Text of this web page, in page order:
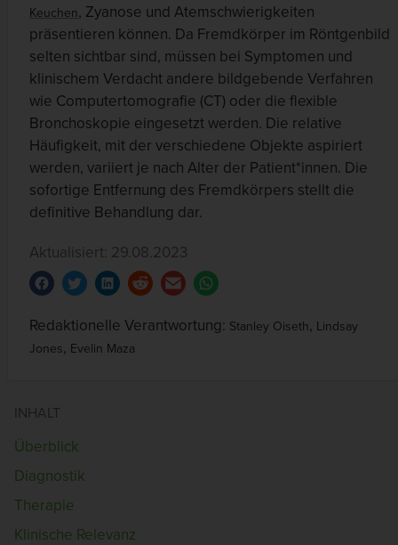
Keuchen, Zyanose und Atemschwierigkeiten
präsentieren können. Da Fremdkörper im Röntgenbild
selten sichtbar sind, müssen bei Symptomen und
klinischem Verdacht andere bildgebende Verfahren
wie Computertomografie (CT) oder die flexible
Bronchoskopie eingesetzt werden. Die relative
Häufigkeit, mit der verschiedene Objekte aspiriert
werden, variiert je nach Alter der Patient*innen. Die
sofortige Entfernung des Fremdkörpers stellt die
definitive Behandlung dar.
Aktualisiert: 29.08.2023
Redaktionelle Verantwortung: Stanley Oiseth, Lindsay
Jones, Evelin Maza
INHALT
Überblick
Diagnostik
Therapie
Klinische Relevanz